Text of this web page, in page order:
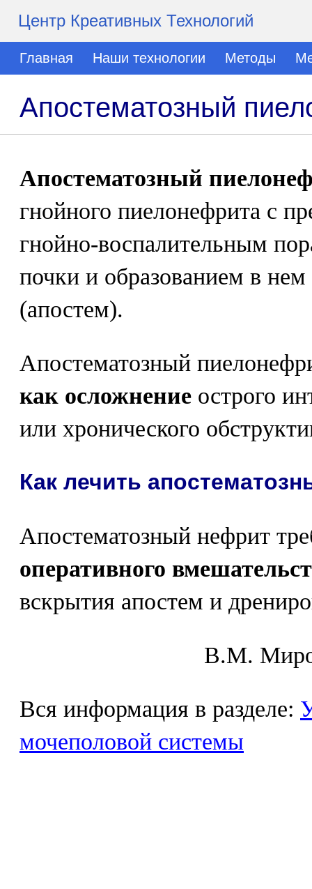
Центр Креативных Технологий
Главная Наши технологии Методы
Апостематозный
Апостематозный
гнойного пиелонефрита с
гнойно-воспалительным
почки и образованием в
(апостем).
Апостематозный
как осложнение острого
или хронического
Как лечить
Апостематозный нефрит
оперативного
вскрытия апостем и
В.М.
Вся информация в разделе:
мочеполовой системы